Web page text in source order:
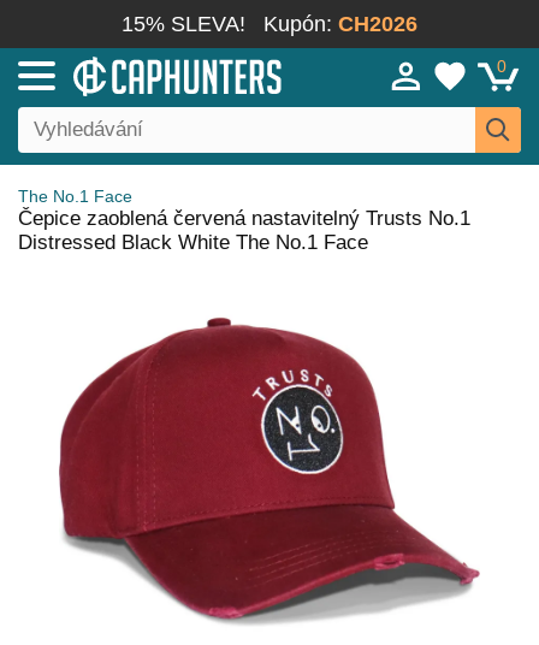
15% SLEVA! Kupón: CH2026
0
The No.1 Face
Čepice zaoblená červená nastavitelný Trusts No.1
Distressed Black White The No.1 Face